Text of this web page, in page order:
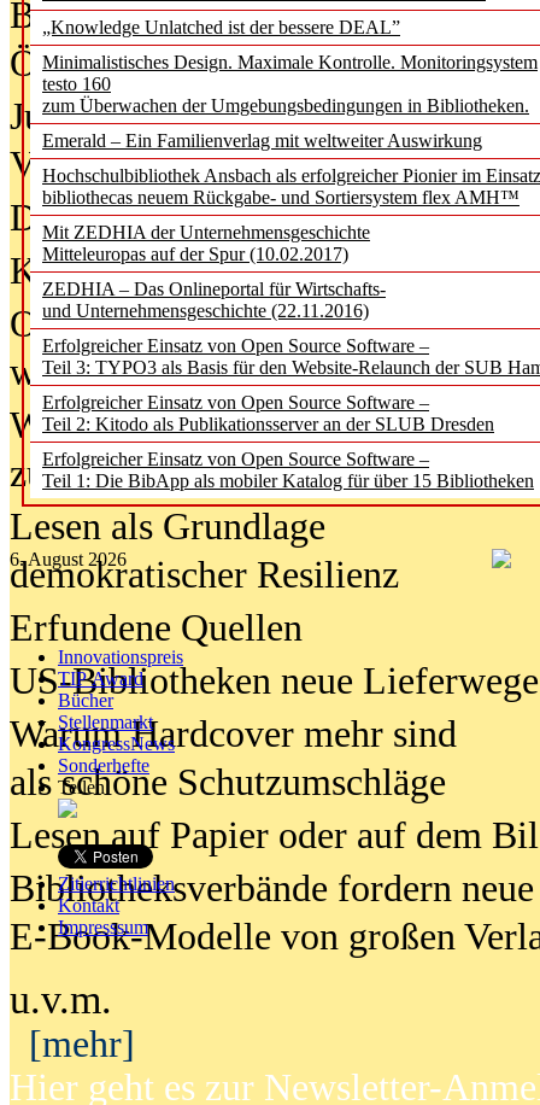
„Knowledge Unlatched ist der bessere DEAL”
Minimalistisches Design. Maximale Kontrolle. Monitoringsystem
testo 160
zum Überwachen der Umgebungsbedingungen in Bibliotheken.
Emerald – Ein Familienverlag mit weltweiter Auswirkung
Hochschulbibliothek Ansbach als erfolgreicher Pionier im
bibliothecas neuem Rückgabe- und Sortiersystem flex AMH™
Mit ZEDHIA der Unternehmensgeschichte
Mitteleuropas auf der Spur (10.02.2017)
ZEDHIA – Das Onlineportal für Wirtschafts-
und Unternehmensgeschichte (22.11.2016)
Erfolgreicher Einsatz von Open Source Software –
Teil 3: TYPO3 als Basis für den Website-Relaunch der SUB
Erfolgreicher Einsatz von Open Source Software –
Teil 2: Kitodo als Publikationsserver an der SLUB Dresden
Erfolgreicher Einsatz von Open Source Software –
Teil 1: Die BibApp als mobiler Katalog für über 15 Bibliotheken
6. August 2026
Innovationspreis
TIP Award
Bücher
Stellenmarkt
KongressNews
Sonderhefte
Teilen
Zitierrichtlinien
Kontakt
Impresssum
Bürgerforum fordert mehr
Öffentlichkeit
Jugendliche wollen besseren
Verbote
Digitale Langzeit­archi­vierung
KI-Chatbots werden Teil der
Offene Infrastrukturen für
wissenschaftliche
Warum die Debatte über KI-Texte
zu kurz greift
Lesen als Grundlage
demokratischer Resilienz
Erfundene Quellen
US-Bibliotheken neue Lieferwege
Warum Hardcover mehr sind
als schöne Schutzumschläge
Lesen auf Papier oder auf dem
Bibliotheksverbände fordern neue
E-Book-Modelle von großen
u.v.m.
[mehr]
Hier geht es zur Newsletter-